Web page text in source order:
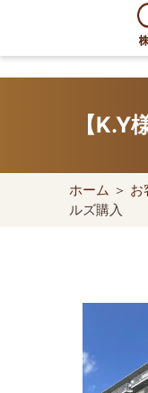
content
【K.Y
ホーム ＞ お
ルズ購入